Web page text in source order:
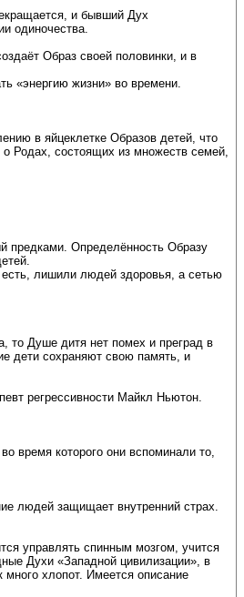
и бывший Дух
одиночества.
Образ своей половинки, и в
«энергию жизни» во времени.
в яйцеклетке Образов детей, что
Родах, состоящих из множеств семей,
предками. Определённость Образу
лишили людей здоровья, а сетью
то Душе дитя нет помех и преград в
дети сохраняют свою память, и
регрессивности Майкл Ньютон.
время которого они вспоминали то,
людей защищает внутренний страх.
управлять спинным мозгом, учится
Духи «Западной цивилизации», в
хлопот. Имеется описание